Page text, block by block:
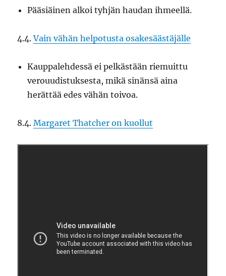
Pääsiäinen alkoi tyhjän haudan ihmeellä.
4.4.Vain vähän helpotusta osakesäästäjälle
Kauppalehdessä ei pelkästään riemuittu
verouudistuksesta, mikä sinänsä aina
herättää edes vähän toivoa.
8.4.Margaret Thatcher on kuollut